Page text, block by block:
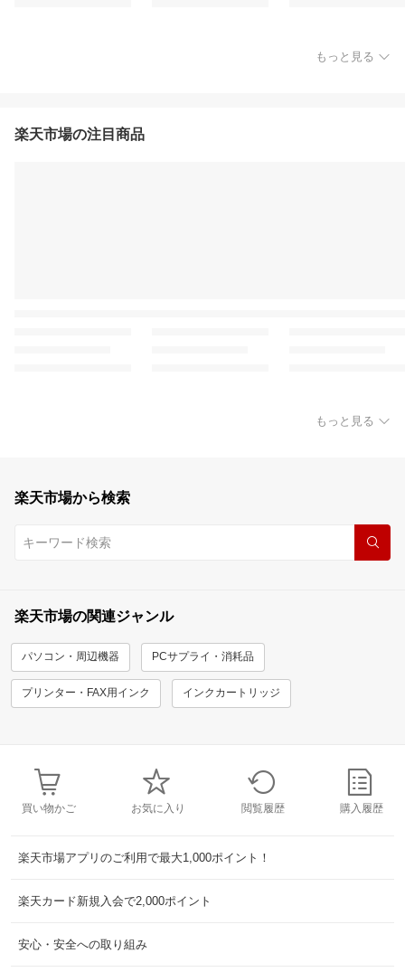
もっと見る
楽天市場の注目商品
もっと見る
楽天市場から検索
楽天市場の関連ジャンル
パソコン・周辺機器 PCサプライ・消耗品
プリンター・FAX用インク インクカートリッジ
買い物かご お気に入り 閲覧履歴 購入履歴
楽天市場アプリのご利用で最大1,000ポイント！
楽天カード新規入会で2,000ポイント
安心・安全への取り組み